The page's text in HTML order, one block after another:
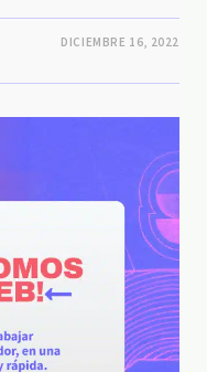
DICIEMBRE 16, 2022